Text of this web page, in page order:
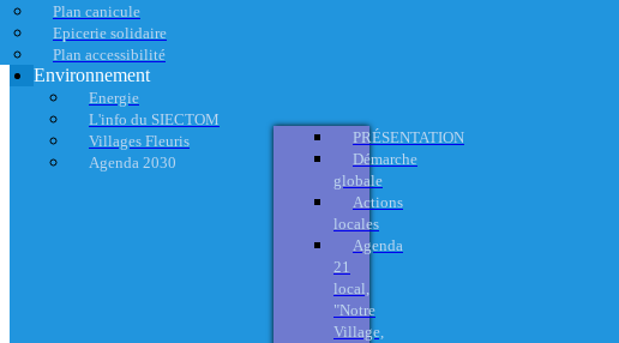
Plan canicule
Epicerie solidaire
Plan accessibilité
Environnement
Energie
L'info du SIECTOM
Villages Fleuris
Agenda 2030
PRÉSENTATION
Démarche
globale
Actions
locales
Agenda
21
local,
"Notre
Village,